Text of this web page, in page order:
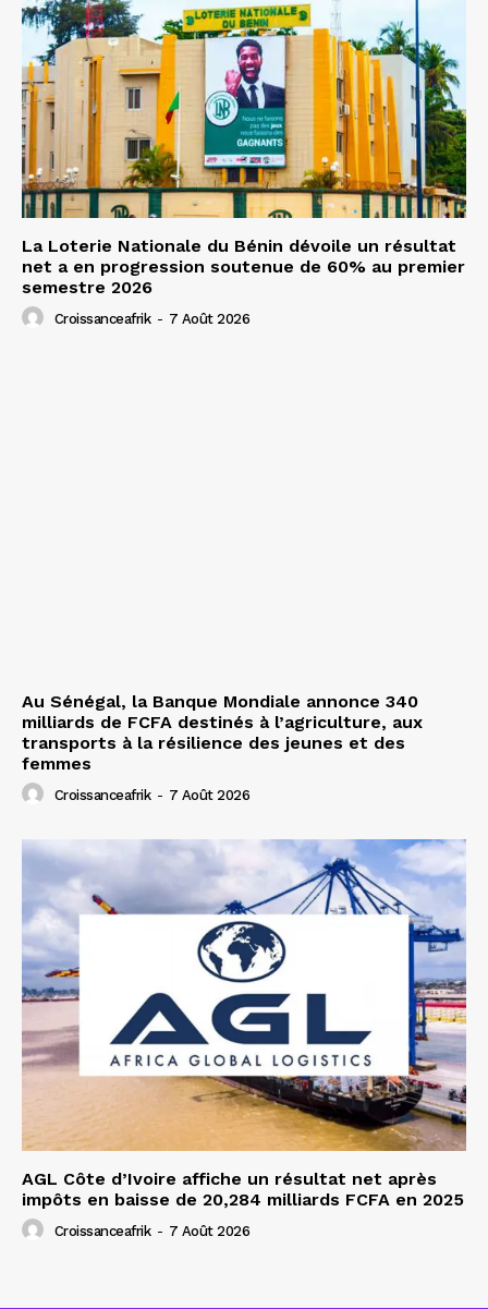
La Loterie Nationale du Bénin dévoile un résultat
net a en progression soutenue de 60% au premier
semestre 2026
Croissanceafrik - 7 Août 2026
Au Sénégal, la Banque Mondiale annonce 340
milliards de FCFA destinés à l’agriculture, aux
transports à la résilience des jeunes et des
femmes
Croissanceafrik - 7 Août 2026
AGL Côte d’Ivoire affiche un résultat net après
impôts en baisse de 20,284 milliards FCFA en 2025
Croissanceafrik - 7 Août 2026